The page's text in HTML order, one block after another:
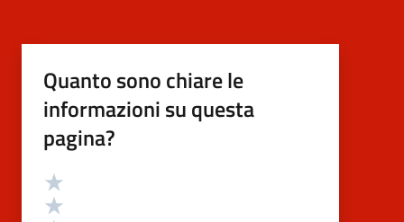
Quanto sono chiare le
informazioni su questa
pagina?
Valutazione